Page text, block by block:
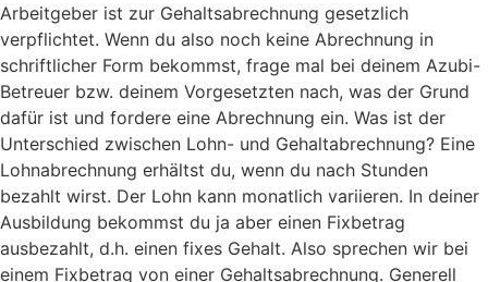
Arbeitgeber ist zur Gehaltsabrechnung gesetzlich
verpflichtet. Wenn du also noch keine Abrechnung in
schriftlicher Form bekommst, frage mal bei deinem Azubi-
Betreuer bzw. deinem Vorgesetzten nach, was der Grund
dafür ist und fordere eine Abrechnung ein. Was ist der
Unterschied zwischen Lohn- und Gehaltabrechnung? Eine
Lohnabrechnung erhältst du, wenn du nach Stunden
bezahlt wirst. Der Lohn kann monatlich variieren. In deiner
Ausbildung bekommst du ja aber einen Fixbetrag
ausbezahlt, d.h. einen fixes Gehalt. Also sprechen wir bei
einem Fixbetrag von einer Gehaltsabrechnung. Generell